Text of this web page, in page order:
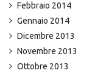
Febbraio 2014
Gennaio 2014
Dicembre 2013
Novembre 2013
Ottobre 2013